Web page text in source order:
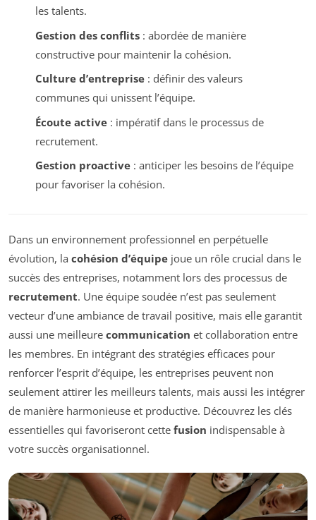
les talents.
Gestion des conflits: abordée de manière
constructive pour maintenir la cohésion.
Culture d’entreprise: définir des valeurs
communes qui unissent l’équipe.
Écoute active: impératif dans le processus de
recrutement.
Gestion proactive: anticiper les besoins de l’équipe
pour favoriser la cohésion.
Dans un environnement professionnel en perpétuelle
évolution, la cohésion d’équipe joue un rôle crucial dans le
succès des entreprises, notamment lors des processus de
recrutement. Une équipe soudée n’est pas seulement
vecteur d’une ambiance de travail positive, mais elle garantit
aussi une meilleure communication et collaboration entre
les membres. En intégrant des stratégies efficaces pour
renforcer l’esprit d’équipe, les entreprises peuvent non
seulement attirer les meilleurs talents, mais aussi les intégrer
de manière harmonieuse et productive. Découvrez les clés
essentielles qui favoriseront cette fusion indispensable à
votre succès organisationnel.